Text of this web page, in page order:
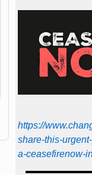
https://
share-this-
a-ceasefirenow-